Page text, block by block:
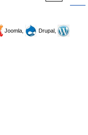
Joomla,
Drupal,